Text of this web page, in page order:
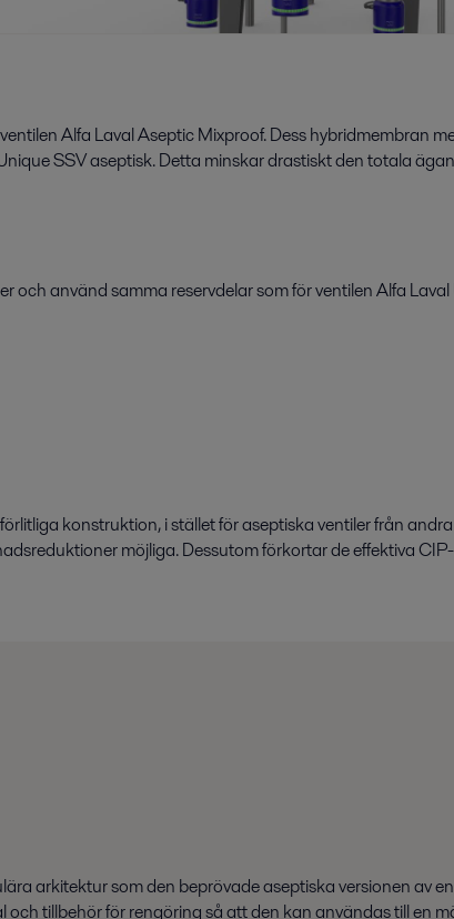
Alfa Laval Aseptic Mixproof. Dess hybridmembran
SSV aseptisk. Detta minskar drastiskt den totala
använd samma reservdelar som för ventilen Alfa
konstruktion, i stället för aseptiska ventiler från
möjliga. Dessutom förkortar de effektiva
arkitektur som den beprövade aseptiska versionen av
tillbehör för rengöring så att den kan användas till en